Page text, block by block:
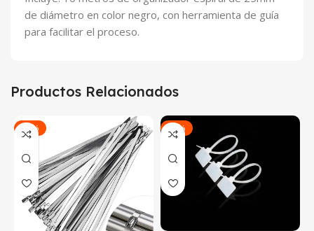
de diámetro en color negro, con herramienta de guía
para facilitar el proceso.
Productos Relacionados
-42% -50%